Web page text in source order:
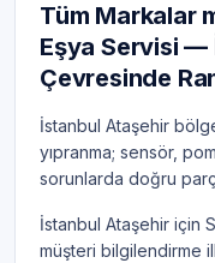
Tüm Markalar
Eşya Servisi
Çevresinde
İstanbul Ataşehir
yıpranma; sensör,
sorunlarda doğru
İstanbul Ataşehir için
müşteri bilgilendirme